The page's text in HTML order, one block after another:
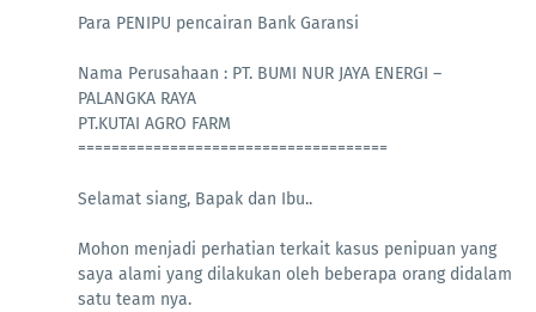
Para PENIPU pencairan Bank Garansi
Nama Perusahaan : PT. BUMI NUR JAYA ENERGI –
PALANGKA RAYA
PT.KUTAI AGRO FARM
=====================================
Selamat siang, Bapak dan Ibu..
Mohon menjadi perhatian terkait kasus penipuan yang
saya alami yang dilakukan oleh beberapa orang didalam
satu team nya.